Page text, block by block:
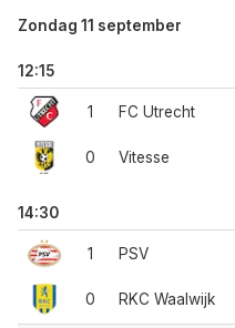
Zondag 11 september
12:15
1
0
FC Utrecht
Vitesse
14:30
1
0
PSV
RKC Waalwijk